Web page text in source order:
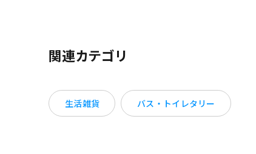
関連カテゴリ
生活雑貨 バス・トイレタリー